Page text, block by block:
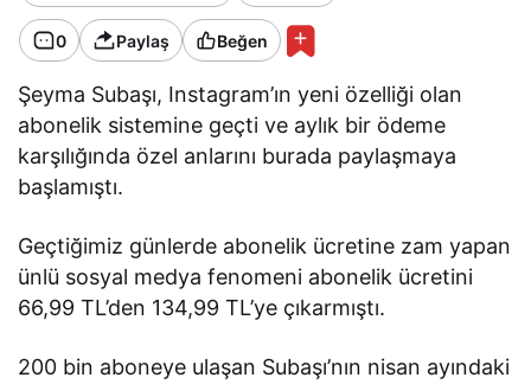
0 Paylaş Beğen
Şeyma Subaşı, Instagram’ın yeni özelliği olan
abonelik sistemine geçti ve aylık bir ödeme
karşılığında özel anlarını burada paylaşmaya
başlamıştı.
Geçtiğimiz günlerde abonelik ücretine zam yapan
ünlü sosyal medya fenomeni abonelik ücretini
66,99 TL’den 134,99 TL’ye çıkarmıştı.
200 bin aboneye ulaşan Subaşı’nın nisan ayındaki